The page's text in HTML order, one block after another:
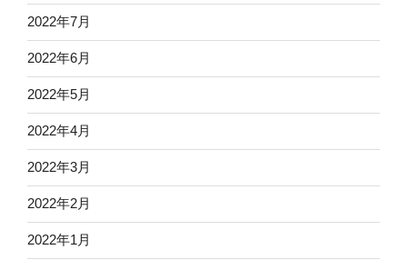
2022年7月
2022年6月
2022年5月
2022年4月
2022年3月
2022年2月
2022年1月